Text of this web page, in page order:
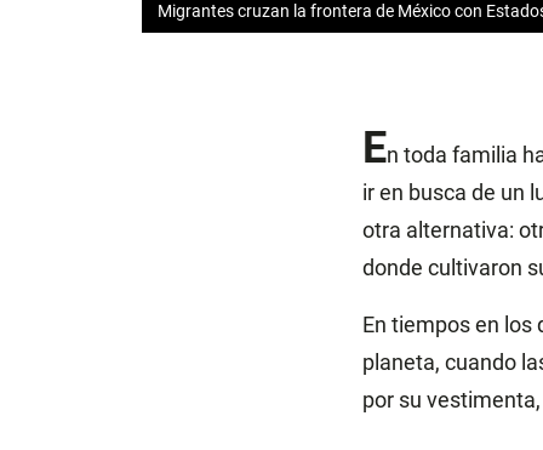
Migrantes cruzan la frontera de México con
En toda familia
ir en busca de un
otra alternativa:
donde cultivaron
En tiempos en
planeta, cuando
por su